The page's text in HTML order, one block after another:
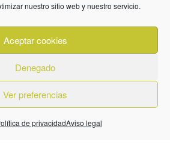
nuestro sitio web y nuestro servicio.
Aceptar cookies
Denegado
Ver preferencias
de privacidadAviso legal
85
Fuente Palmera
Aviso legal
Cookies
Somos
Contacto